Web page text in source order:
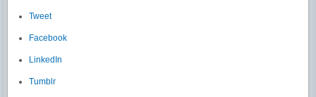
Tweet
Facebook
LinkedIn
Tumblr